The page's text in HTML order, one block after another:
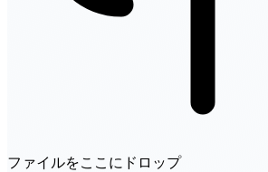
ファイルをここにドロップ